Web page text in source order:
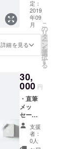
と、こ
れまで
の歩み
などい
ろいろ
一緒に
う。な
んでも
聞いて
くださ
い！ ★
報告
会…
2019年
9月7日
※1：1
個人撮
影会／
タッフ
同行あ
り ※日
時は後
の上決
定致し
ます。
※仙台市
内開催
※野外も
しくは
スタジ
オにて
定：
2019
年09
月
詳細を見る
こ
の
リ
タ
ー
ン
を
選
択
す
る
30,
000 円
・直筆
メッ
セージ
入り世
界大会
オリジ
ナル
支援
者：
0人